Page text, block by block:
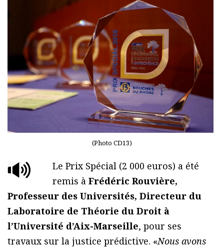
(Photo CD13)
Le Prix Spécial (2 000 euros) a été
remis à Frédéric Rouvière,
Professeur des Universités, Directeur du
Laboratoire de Théorie du Droit à
l’Université d’Aix-Marseille, pour ses
travaux sur la justice prédictive. «Nous avons